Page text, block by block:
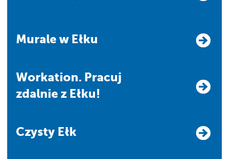
Murale w Ełku
Workation. Pracuj
zdalnie z Ełku!
Czysty Ełk